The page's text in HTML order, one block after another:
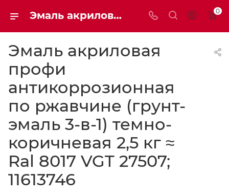
Эмаль акриловая профи антикоррозионная по ржавчине (грунт-эмаль 3-в-1) темно-коричневая 2,5 кг ≈ Ral 8017 VGT 27507; 11613746 | Мaxim-stroy 0
Эмаль акриловая
профи
антикоррозионная
по ржавчине (грунт-
эмаль 3-в-1) темно-
коричневая 2,5 кг ≈
Ral 8017 VGT 27507;
11613746